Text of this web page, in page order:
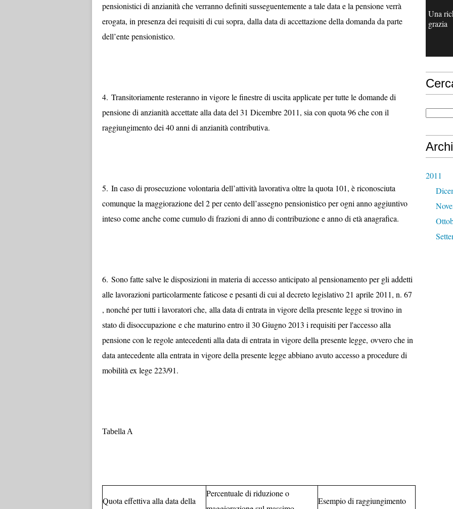
pensionistici di anzianità che verranno definiti susseguentemente a tale data e la pensione verrà
erogata, in presenza dei requisiti di cui sopra, dalla data di accettazione della domanda da parte
dell’ente pensionistico.
4. Transitoriamente resteranno in vigore le finestre di uscita applicate per tutte le domande di
pensione di anzianità accettate alla data del 31 Dicembre 2011, sia con quota 96 che con il
raggiungimento dei 40 anni di anzianità contributiva.
5. In caso di prosecuzione volontaria dell’attività lavorativa oltre la quota 101, è riconosciuta
comunque la maggiorazione del 2 per cento dell’assegno pensionistico per ogni anno aggiuntivo
inteso come anche come cumulo di frazioni di anno di contribuzione e anno di età anagrafica.
6. Sono fatte salve le disposizioni in materia di accesso anticipato al pensionamento per gli addetti
alle lavorazioni particolarmente faticose e pesanti di cui al decreto legislativo 21 aprile 2011, n. 67
, nonché per tutti i lavoratori che, alla data di entrata in vigore della presente legge si trovino in
stato di disoccupazione e che maturino entro il 30 Giugno 2013 i requisiti per l'accesso alla
pensione con le regole antecedenti alla data di entrata in vigore della presente legge, ovvero che in
data antecedente alla entrata in vigore della presente legge abbiano avuto accesso a procedure di
mobilità ex lege 223/91.
Tabella A
Quota effettiva alla data della
Percentuale di riduzione o
Esempio di raggiungimento
Una
grazia
2011